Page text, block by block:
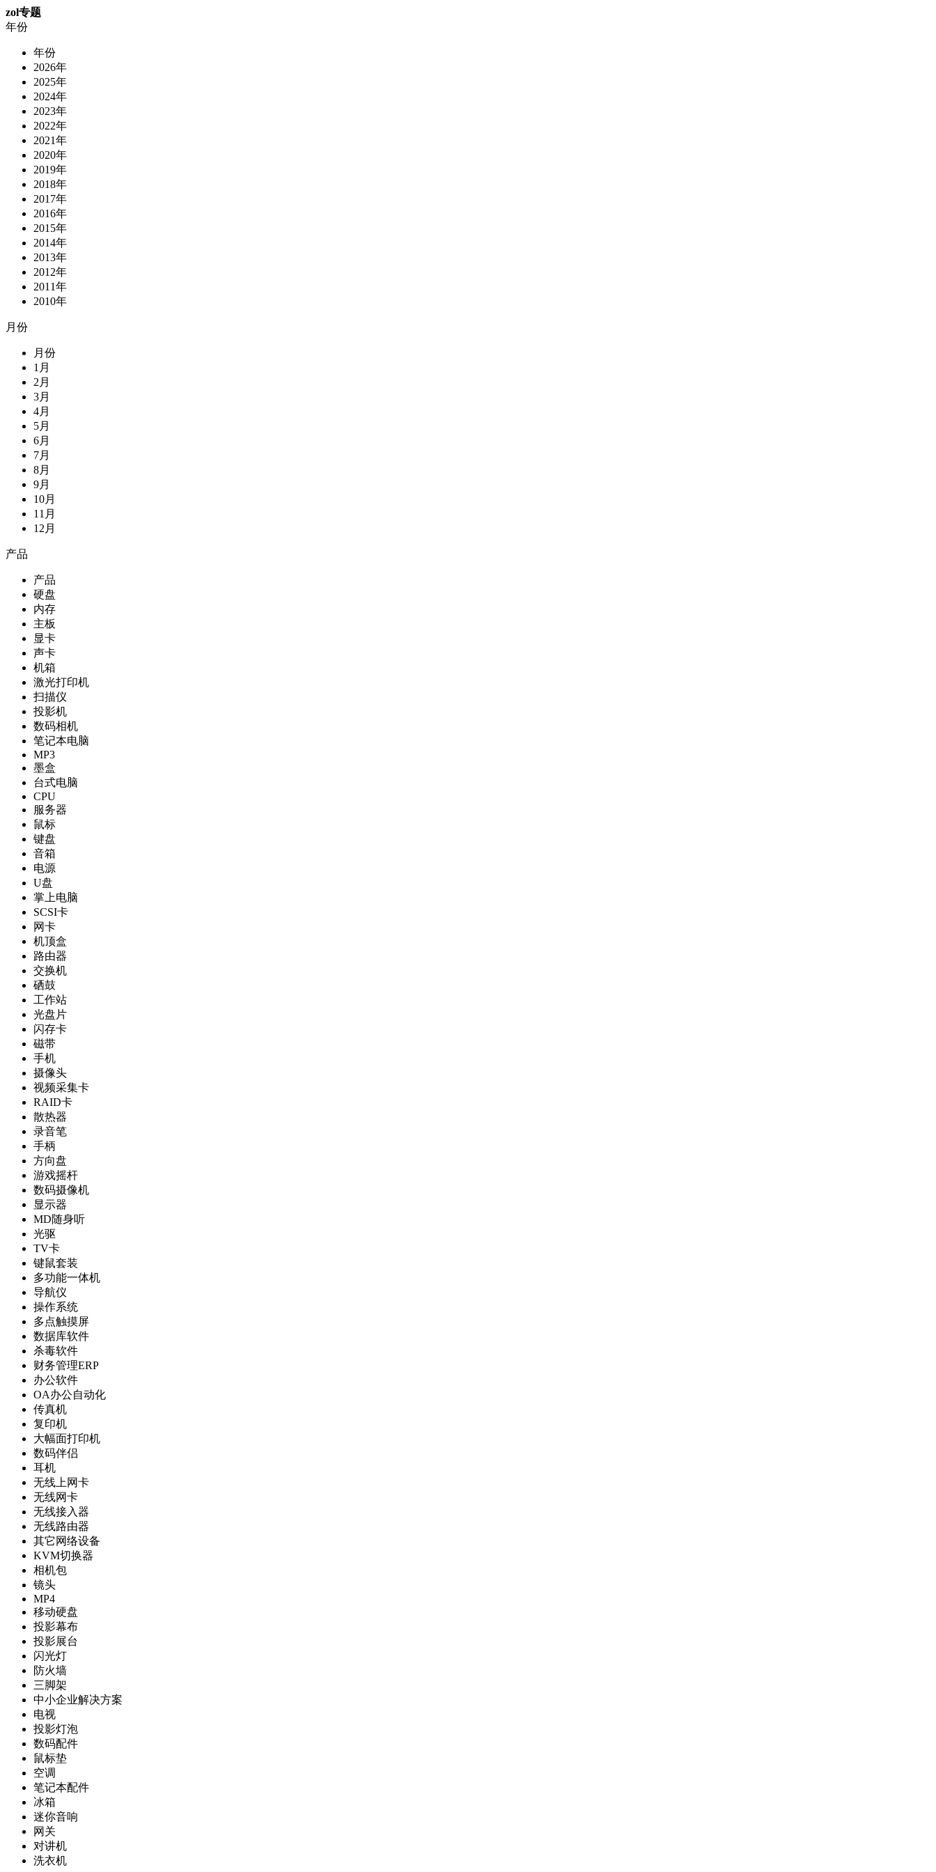
zol专题
年份
年份
2026年
2025年
2024年
2023年
2022年
2021年
2020年
2019年
2018年
2017年
2016年
2015年
2014年
2013年
2012年
2011年
2010年
月份
月份
1月
2月
3月
4月
5月
6月
7月
8月
9月
10月
11月
12月
产品
产品
硬盘
内存
主板
显卡
声卡
机箱
激光打印机
扫描仪
投影机
数码相机
笔记本电脑
MP3
墨盒
台式电脑
CPU
服务器
鼠标
键盘
音箱
电源
U盘
掌上电脑
SCSI卡
网卡
机顶盒
路由器
交换机
硒鼓
工作站
光盘片
闪存卡
磁带
手机
摄像头
视频采集卡
RAID卡
散热器
录音笔
手柄
方向盘
游戏摇杆
数码摄像机
显示器
MD随身听
光驱
TV卡
键鼠套装
多功能一体机
导航仪
操作系统
多点触摸屏
数据库软件
杀毒软件
财务管理ERP
办公软件
OA办公自动化
传真机
复印机
大幅面打印机
数码伴侣
耳机
无线上网卡
无线网卡
无线接入器
无线路由器
其它网络设备
KVM切换器
相机包
镜头
MP4
移动硬盘
投影幕布
投影展台
闪光灯
防火墙
三脚架
中小企业解决方案
电视
投影灯泡
数码配件
鼠标垫
空调
笔记本配件
冰箱
迷你音响
网关
对讲机
洗衣机